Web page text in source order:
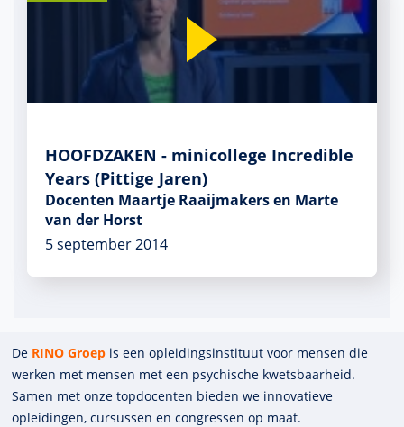
HOOFDZAKEN - minicollege Incredible
Years (Pittige Jaren)
Docenten Maartje Raaijmakers en Marte
van der Horst
5 september 2014
De RINO Groep is een opleidings­insti­tuut voor mensen die
werken met mensen met een psychische kwets­baar­heid.
Samen met onze top­docenten bieden we innova­tieve
opleidingen, cursussen en congres­sen op maat.